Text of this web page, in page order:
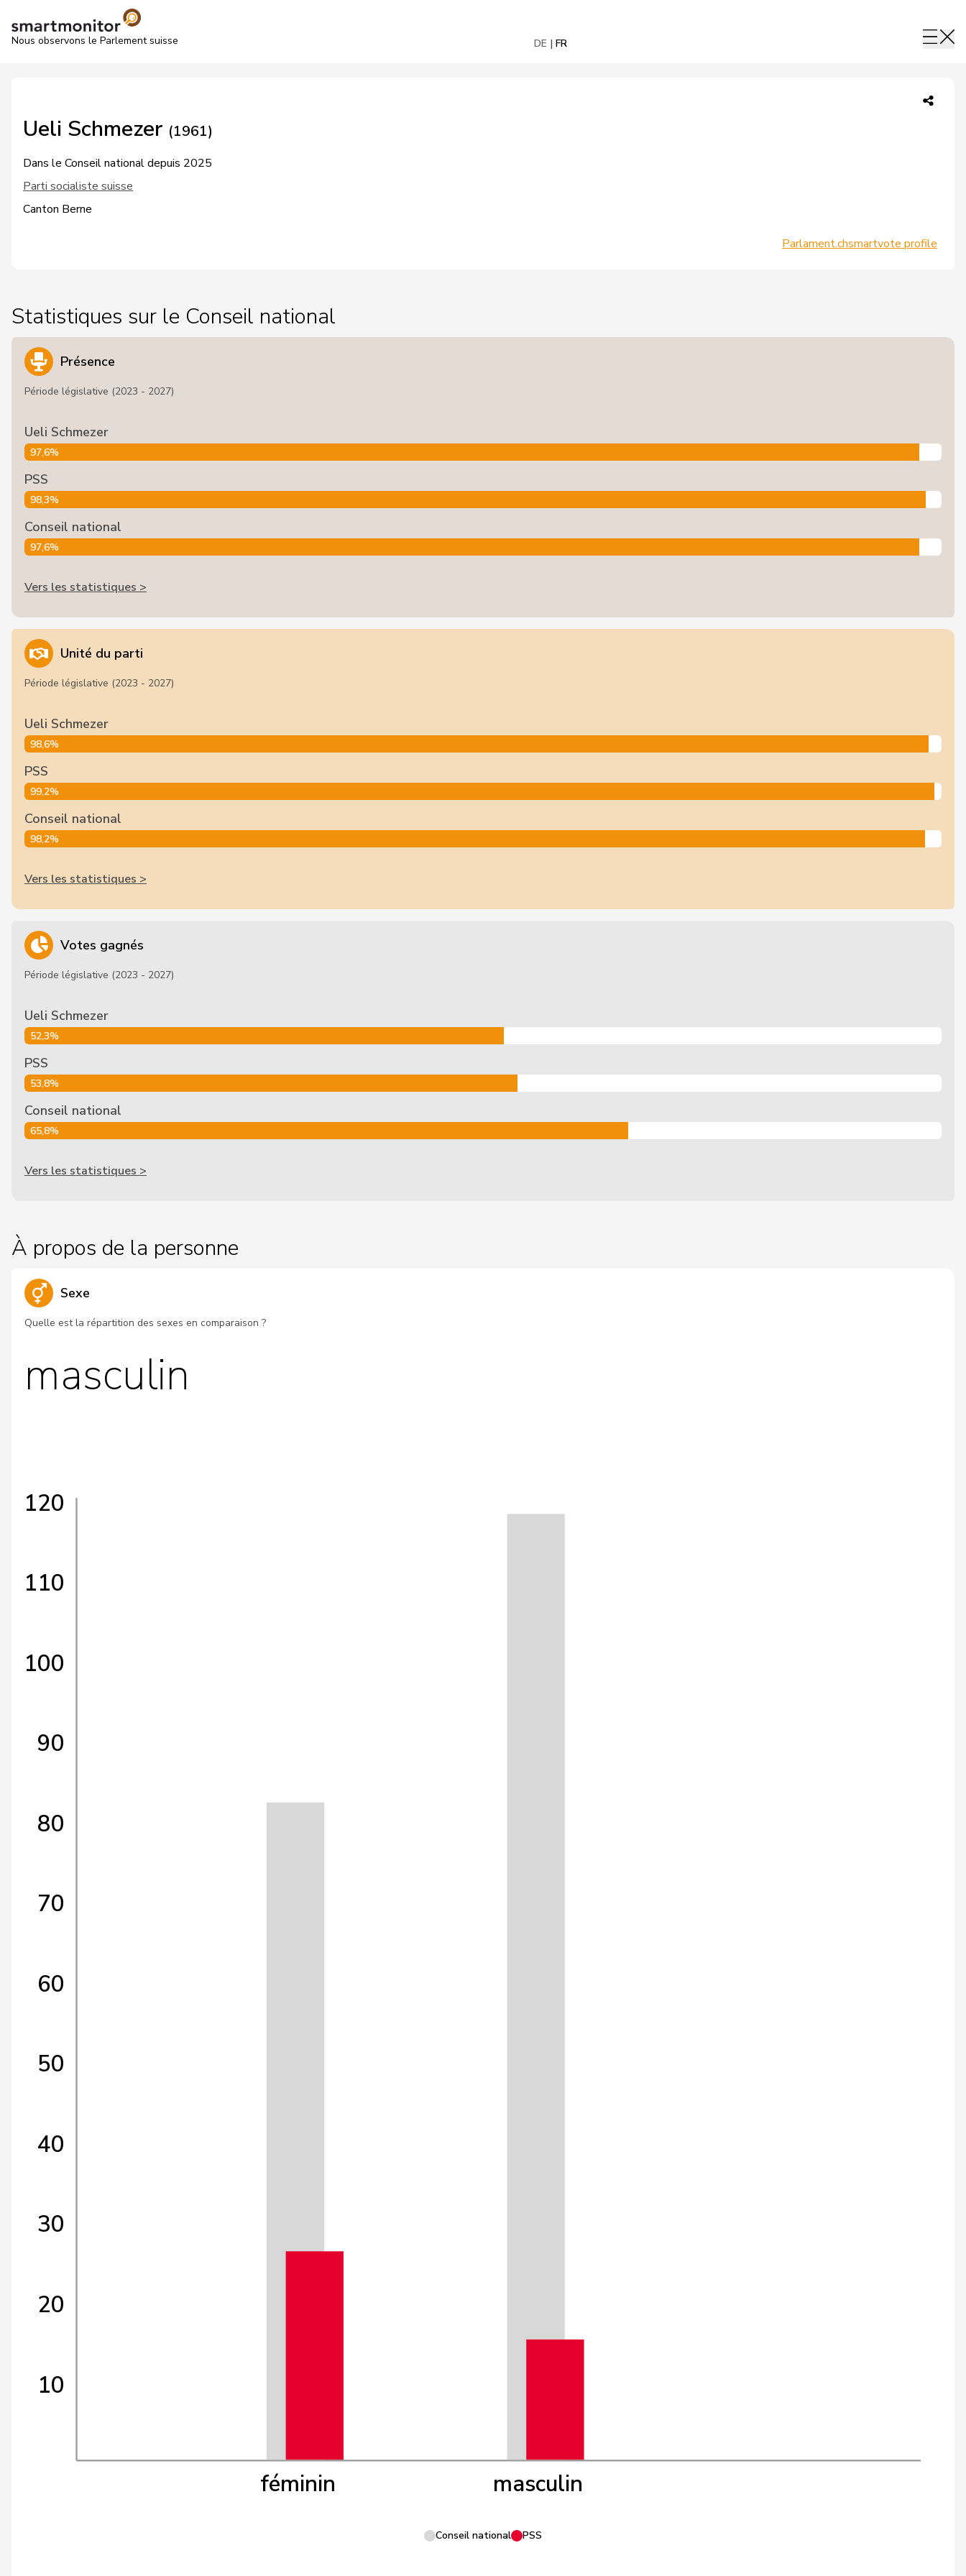
Nous observons le Parlement suisse DE FR
Ueli Schmezer (1961)
Dans le Conseil national depuis 2025
Parti socialiste suisse
Canton Berne
Parlament.chsmartvote profile
Statistiques sur le Conseil national
Présence
Période législative (2023 - 2027)
Ueli Schmezer
97,6%
PSS
98,3%
Conseil national
97,6%
Vers les statistiques >
Unité du parti
Période législative (2023 - 2027)
Ueli Schmezer
98,6%
PSS
99,2%
Conseil national
98,2%
Vers les statistiques >
Votes gagnés
Période législative (2023 - 2027)
Ueli Schmezer
52,3%
PSS
53,8%
Conseil national
65,8%
Vers les statistiques >
À propos de la personne
Sexe
Quelle est la répartition des sexes en comparaison ?
masculin
10
20
30
40
50
60
70
80
90
100
110
120
féminin masculin
Conseil national PSS